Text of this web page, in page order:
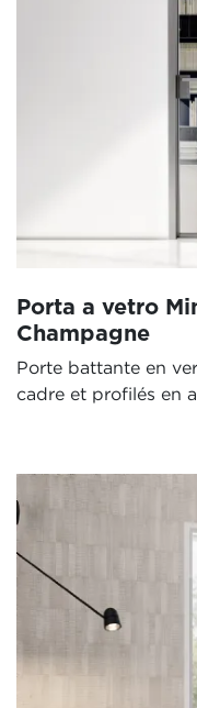
Porta a vetro
Champagne
Porte battante en
cadre et profilés en